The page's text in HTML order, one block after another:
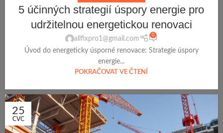
5 účinných strategií úspory energie pro
udržitelnou energetickou renovaci
allfixpro1@gmail.com
0
Úvod do energeticky úsporné renovace: Strategie úspory
energie...
POKRAČOVAT VE ČTENÍ
25
CVC